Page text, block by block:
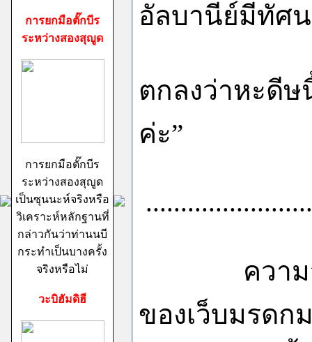
การยกมือตั๊กบีร
ระหว่างสองสุญูด
การยกมือตั๊กบีร
ระหว่างสองสุญูด
เป็นซุนนะห์จริงหรือ
วิเคราะห์หลักฐานที่
กล่าวกันว่าท่านนบี
กระทำเป็นบางครั้ง
จริงหรือไม่
วะบิฮัมดิฮี
อัลบานีย์มีทัศน
ตกลงว่าหะดีษ
ค่ะ”
ความจริง
ของเว็บมรดก